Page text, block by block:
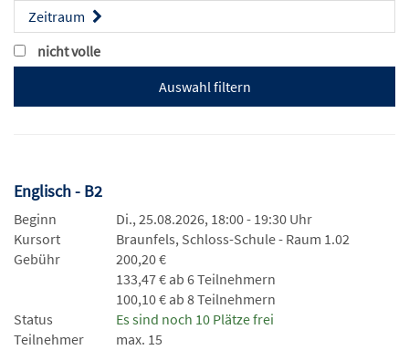
Zeitraum
nicht volle
Englisch - B2
Beginn
Di., 25.08.2026, 18:00 - 19:30 Uhr
Kursort
Braunfels, Schloss-Schule - Raum 1.02
Gebühr
200,20 €
133,47 € ab 6 Teilnehmern
100,10 € ab 8 Teilnehmern
Status
Es sind noch 10 Plätze frei
Teilnehmer
max. 15